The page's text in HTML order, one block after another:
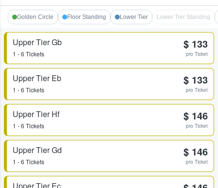
Golden Circle Floor Standing Lower Tier Lower Tier Standing
Upper Tier Gb
1 - 6 Tickets
$ 133
pro Ticket
Upper Tier Eb
1 - 6 Tickets
$ 133
pro Ticket
Upper Tier Hf
1 - 6 Tickets
$ 146
pro Ticket
Upper Tier Gd
1 - 6 Tickets
$ 146
pro Ticket